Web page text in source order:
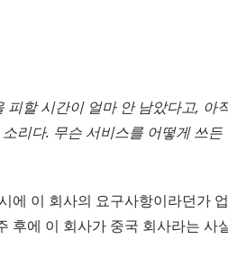
할 시간이 얼마 안 남았다고, 아
리다. 무슨 서비스를 어떻게 쓰든
에 이 회사의 요구사항이라던가
후에 이 회사가 중국 회사라는 사